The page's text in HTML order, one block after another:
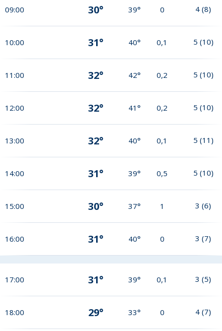
09:00 30° 39° 0 4 (8)
10:00 31° 40° 0,1 5 (10)
11:00 32° 42° 0,2 5 (10)
12:00 32° 41° 0,2 5 (10)
13:00 32° 40° 0,1 5 (11)
14:00 31° 39° 0,5 5 (10)
15:00 30° 37° 1 3 (6)
16:00 31° 40° 0 3 (7)
17:00 31° 39° 0,1 3 (5)
18:00 29° 33° 0 4 (7)